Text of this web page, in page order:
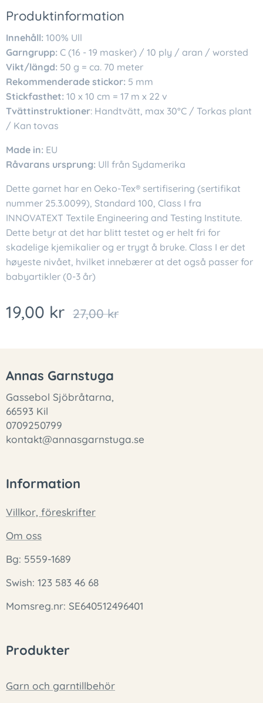
Produktinformation
Innehåll: 100% Ull
Garngrupp: C (16 - 19 masker) / 10 ply / aran / worsted
Vikt/längd: 50 g = ca. 70 meter
Rekommenderade stickor: 5 mm
Stickfasthet: 10 x 10 cm = 17 m x 22 v
Tvättinstruktioner: Handtvätt, max 30°C / Torkas plant
/ Kan tovas
Made in: EU
Råvarans ursprung: Ull från Sydamerika
Dette garnet har en Oeko-Tex® sertifisering (sertifikat
nummer 25.3.0099), Standard 100, Class I fra
INNOVATEXT Textile Engineering and Testing Institute.
Dette betyr at det har blitt testet og er helt fri for
skadelige kjemikalier og er trygt å bruke. Class I er det
høyeste nivået, hvilket innebærer at det også passer for
babyartikler (0-3 år)
19,00 kr 27,00kr
Annas Garnstuga
Gassebol Sjöbråtarna,
66593 Kil
0709250799
kontakt@annasgarnstuga.se
Information
Villkor, föreskrifter
Om oss
Bg: 5559-1689
Swish: 123 583 46 68
Momsreg.nr: SE640512496401
Produkter
Garn och garntillbehör